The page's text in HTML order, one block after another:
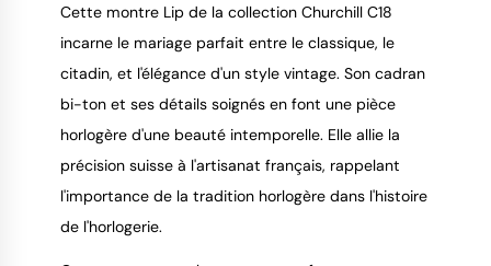
Cette montre Lip de la collection Churchill C18
incarne le mariage parfait entre le classique, le
citadin, et l'élégance d'un style vintage. Son cadran
bi-ton et ses détails soignés en font une pièce
horlogère d'une beauté intemporelle. Elle allie la
précision suisse à l'artisanat français, rappelant
l'importance de la tradition horlogère dans l'histoire
de l'horlogerie.